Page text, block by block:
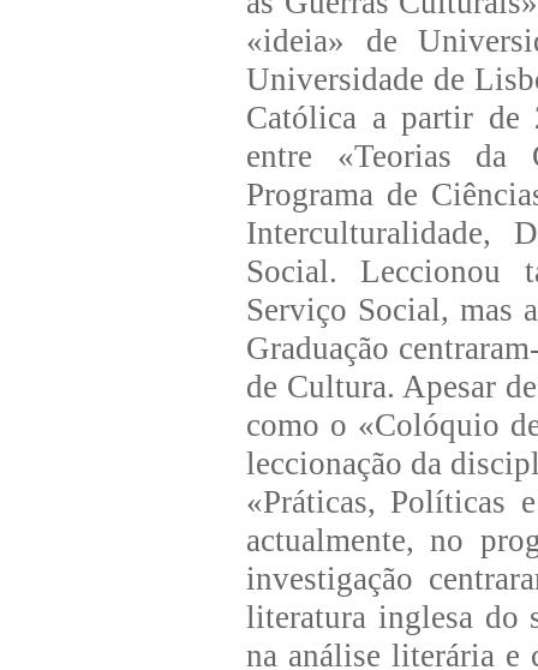
«ideia» de
Universidade de
Católica a partir de
entre «Teorias da
Programa de
Interculturalidade,
Social. Leccionou
Serviço Social, mas
Graduação
de Cultura. Apesar
como o «Colóquio
leccionação da
«Práticas, Políticas
actualmente, no
investigação
literatura inglesa
na análise literária e